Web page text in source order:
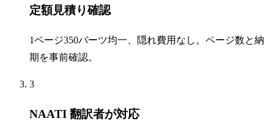
定額見積り確認
1ページ350バーツ均一、隠れ費用なし。ページ数と納
期を事前確認。
3
NAATI 翻訳者が対応